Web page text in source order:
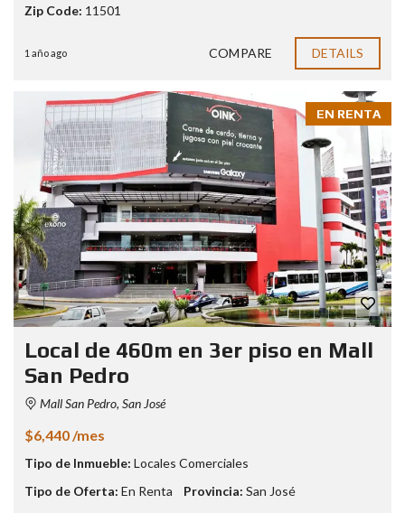
Zip Code: 11501
1 año ago COMPARE DETAILS
EN RENTA
Local de 460m en 3er piso en Mall
San Pedro
Mall San Pedro, San José
$6,440 /mes
Tipo de Inmueble: Locales Comerciales
Tipo de Oferta: En Renta Provincia: San José